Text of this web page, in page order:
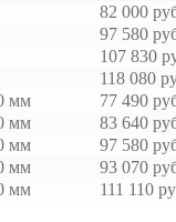
82 000
97 580
107 830
118 080
мм 77 490
мм 83 640
мм 97 580
мм 93 070
мм 111 110